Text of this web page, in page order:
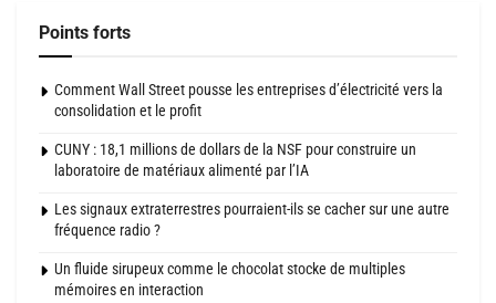
Points forts
Comment Wall Street pousse les entreprises d’électricité vers la
consolidation et le profit
CUNY : 18,1 millions de dollars de la NSF pour construire un
laboratoire de matériaux alimenté par l’IA
Les signaux extraterrestres pourraient-ils se cacher sur une autre
fréquence radio ?
Un fluide sirupeux comme le chocolat stocke de multiples
mémoires en interaction